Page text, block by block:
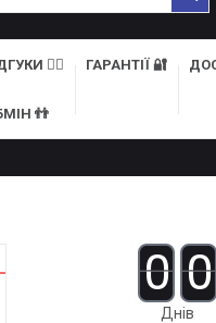
👍🏻 ГАРАНТІЇ 🔐
👬
0 0
Днів